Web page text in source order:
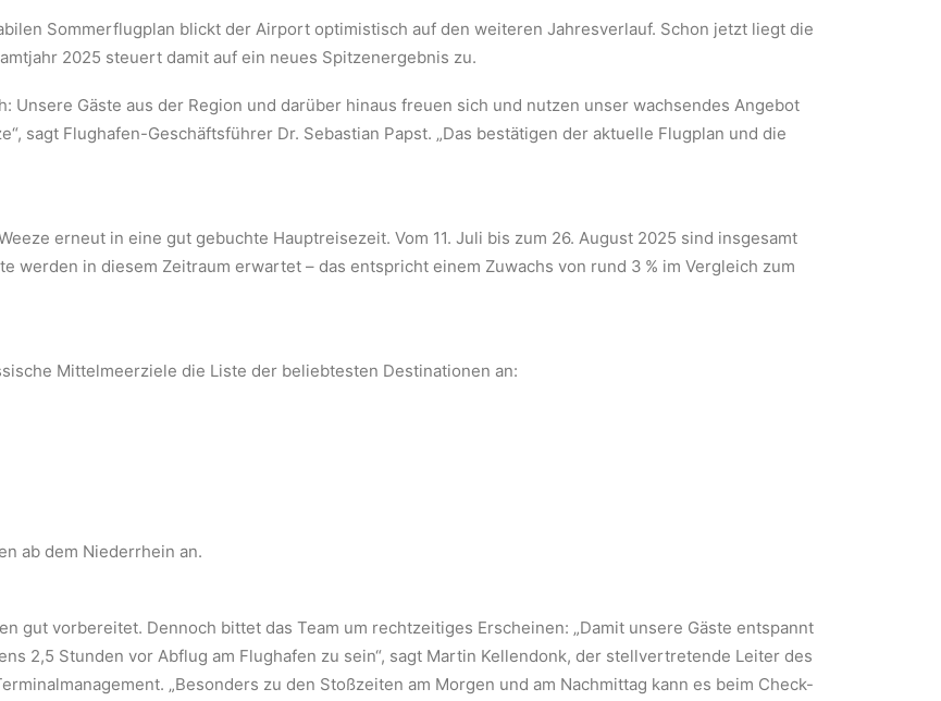
Sommerflugplan blickt der Airport optimistisch auf den weiteren Jahresverlauf. Schon jetzt liegt die
2025 steuert damit auf ein neues Spitzenergebnis zu.
Unsere Gäste aus der Region und darüber hinaus freuen sich und nutzen unser wachsendes Angebot
sagt Flughafen-Geschäftsführer Dr. Sebastian Papst. „Das bestätigen der aktuelle Flugplan und die
erneut in eine gut gebuchte Hauptreisezeit. Vom 11. Juli bis zum 26. August 2025 sind insgesamt
werden in diesem Zeitraum erwartet – das entspricht einem Zuwachs von rund 3 % im Vergleich zum
Mittelmeerziele die Liste der beliebtesten Destinationen an:
ab dem Niederrhein an.
gut vorbereitet. Dennoch bittet das Team um rechtzeitiges Erscheinen: „Damit unsere Gäste entspannt
2,5 Stunden vor Abflug am Flughafen zu sein“, sagt Martin Kellendonk, der stellvertretende Leiter des
„Besonders zu den Stoßzeiten am Morgen und am Nachmittag kann es beim Check-